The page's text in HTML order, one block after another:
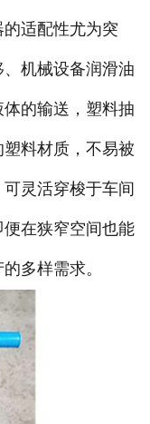
的适配性尤为突
机械设备润滑油
的输送，塑料抽
料材质，不易被
灵活穿梭于车间
在狭窄空间也能
多样需求。